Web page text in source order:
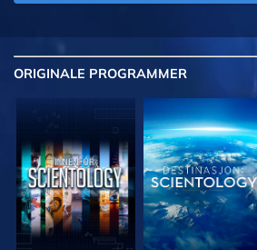
ORIGINALE PROGRAMMER